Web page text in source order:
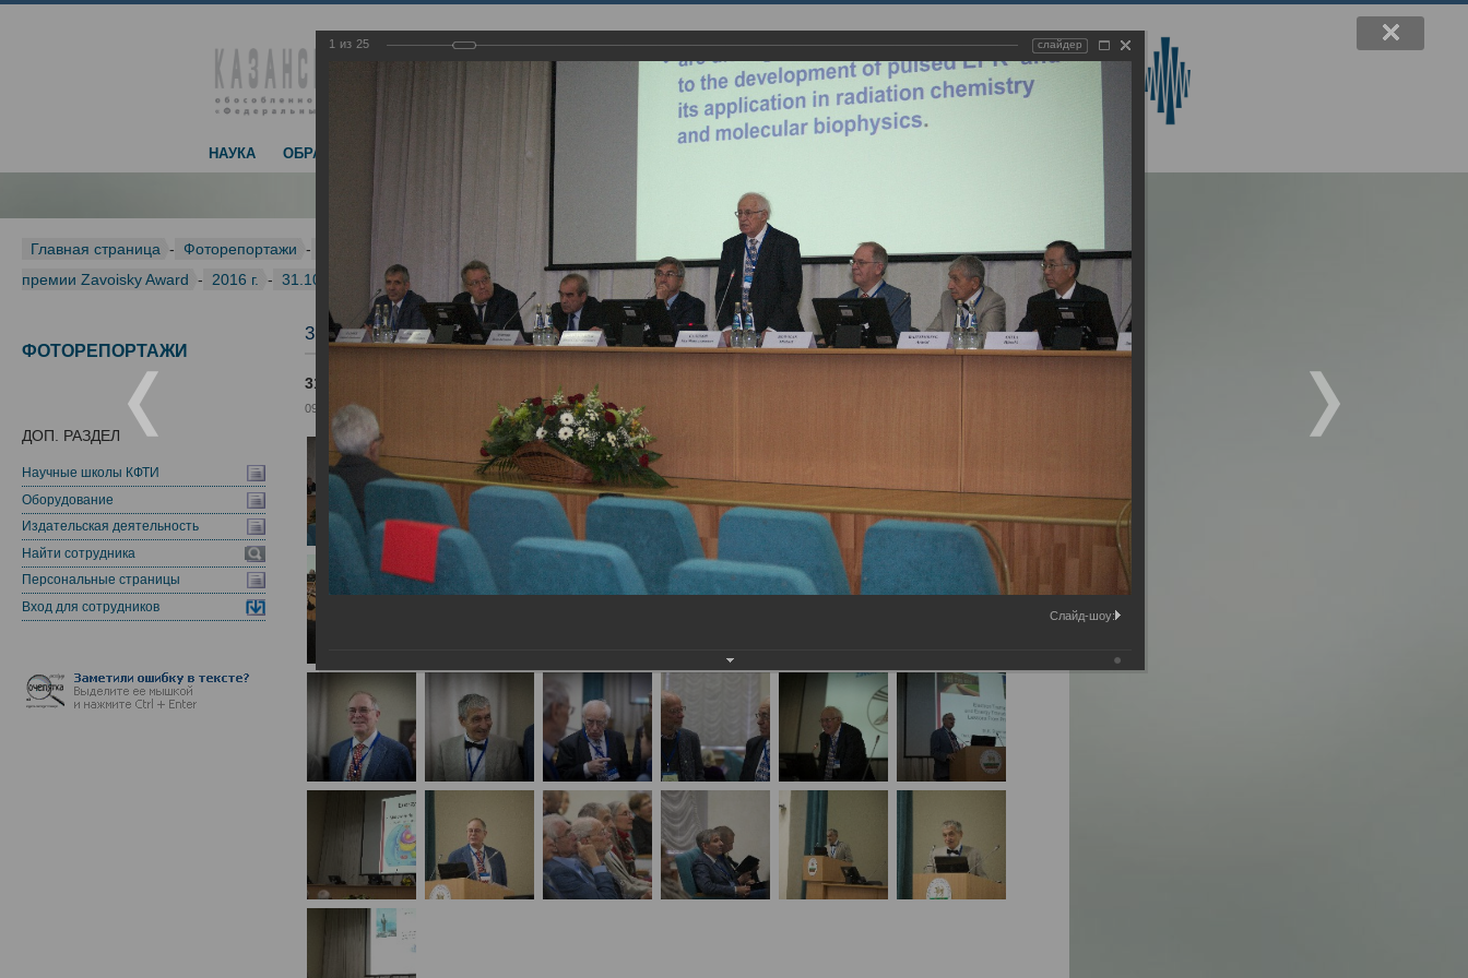
НАУКА ОБРАЗОВАНИЕ ИННОВАЦИИ
Главная страница - Фоторепортажи -
Международная конференция “Modern Development of Magnetic Resonance” и церемонии вручения
премии Zavoisky Award - 2016 г. - 31.10.2016
31.10.2016
31.10.2016
09.11.2016
ФОТОРЕПОРТАЖИ
ДОП. РАЗДЕЛ
Научные школы КФТИ
Оборудование
Издательская деятельность
Найти сотрудника
Персональные страницы
Вход для сотрудников
1 из 25 слайдер
Слайд-шоу: